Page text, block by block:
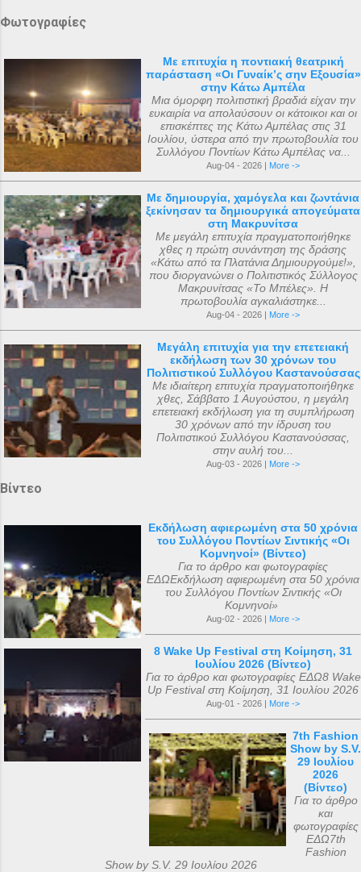
Φωτογραφίες
Με επιτυχία η ποντιακή θεατρική
παράσταση «Οι Γυναίκ’ς σην Εξουσία»
στην Κάτω Αμπέλα
Μια όμορφη πολιτιστική βραδιά είχαν την
ευκαιρία να απολαύσουν οι κάτοικοι και οι
επισκέπτες της Κάτω Αμπέλας στις 31
Ιουλίου, ύστερα από την πρωτοβουλία του
Συλλόγου Ποντίων Κάτω Αμπέλας να...
Aug-04 - 2026 | More ->
Με δημιουργία, χαμόγελα και ζωντάνια
ξεκίνησαν τα δημιουργικά απογεύματα
στη Μακρυνίτσα
Με μεγάλη επιτυχία πραγματοποιήθηκε
χθες η πρώτη συνάντηση της δράσης
«Κάτω από τα Πλατάνια Δημιουργούμε!»,
που διοργανώνει ο Πολιτιστικός Σύλλογος
Μακρυνίτσας «Το Μπέλες». Η
πρωτοβουλία αγκαλιάστηκε...
Aug-04 - 2026 | More ->
Μεγάλη επιτυχία για την επετειακή
εκδήλωση των 30 χρόνων του
Πολιτιστικού Συλλόγου Καστανούσσας
Με ιδιαίτερη επιτυχία πραγματοποιήθηκε
χθες, Σάββατο 1 Αυγούστου, η μεγάλη
επετειακή εκδήλωση για τη συμπλήρωση
30 χρόνων από την ίδρυση του
Πολιτιστικού Συλλόγου Καστανούσσας,
στην αυλή του...
Aug-03 - 2026 | More ->
Βίντεο
Εκδήλωση αφιερωμένη στα 50 χρόνια
του Συλλόγου Ποντίων Σιντικής «Οι
Κομνηνοί» (Βίντεο)
Για το άρθρο και φωτογραφίες
ΕΔΩΕκδήλωση αφιερωμένη στα 50 χρόνια
του Συλλόγου Ποντίων Σιντικής «Οι
Κομνηνοί»
Aug-02 - 2026 | More ->
8 Wake Up Festival στη Κοίμηση, 31
Ιουλίου 2026 (Βίντεο)
Για το άρθρο και φωτογραφίες ΕΔΩ8 Wake
Up Festival στη Κοίμηση, 31 Ιουλίου 2026
Aug-01 - 2026 | More ->
7th Fashion
Show by S.V.
29 Ιουλίου
2026
(Βίντεο)
Για το άρθρο
και
φωτογραφίες
ΕΔΩ7th
Fashion
Show by S.V. 29 Ιουλίου 2026